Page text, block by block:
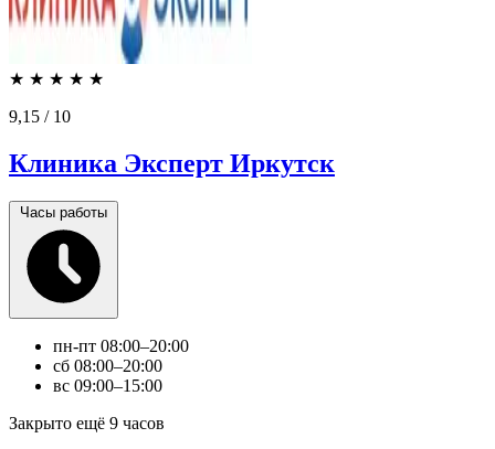
★ ★ ★ ★ ★
9,15 / 10
Клиника Эксперт Иркутск
Часы работы
пн-пт 08:00–20:00
сб 08:00–20:00
вс 09:00–15:00
Закрыто ещё 9 часов